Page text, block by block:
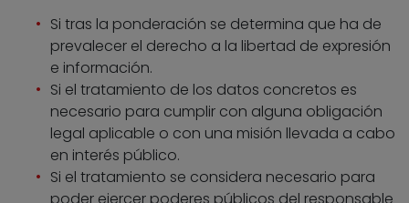
Si tras la ponderación se determina que ha de
prevalecer el derecho a la libertad de expresión
e información.
Si el tratamiento de los datos concretos es
necesario para cumplir con alguna obligación
legal aplicable o con una misión llevada a cabo
en interés público.
Si el tratamiento se considera necesario para